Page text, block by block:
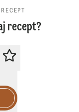
recept?
OCENITE OVAJ